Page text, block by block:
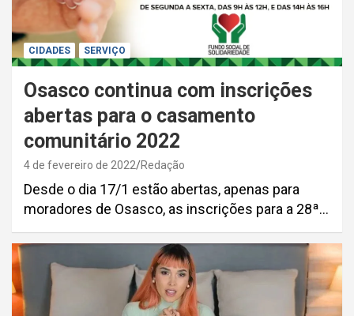
CIDADES SERVIÇO
Osasco continua com inscrições
abertas para o casamento
comunitário 2022
4 de fevereiro de 2022 Redação
Desde o dia 17/1 estão abertas, apenas para
moradores de Osasco, as inscrições para a 28ª…